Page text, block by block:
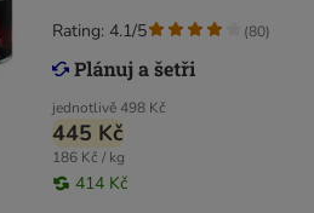
jednotlivě498 Kč
445 Kč
186 Kč / kg
414 Kč
Rating: 4.1/5 (80)